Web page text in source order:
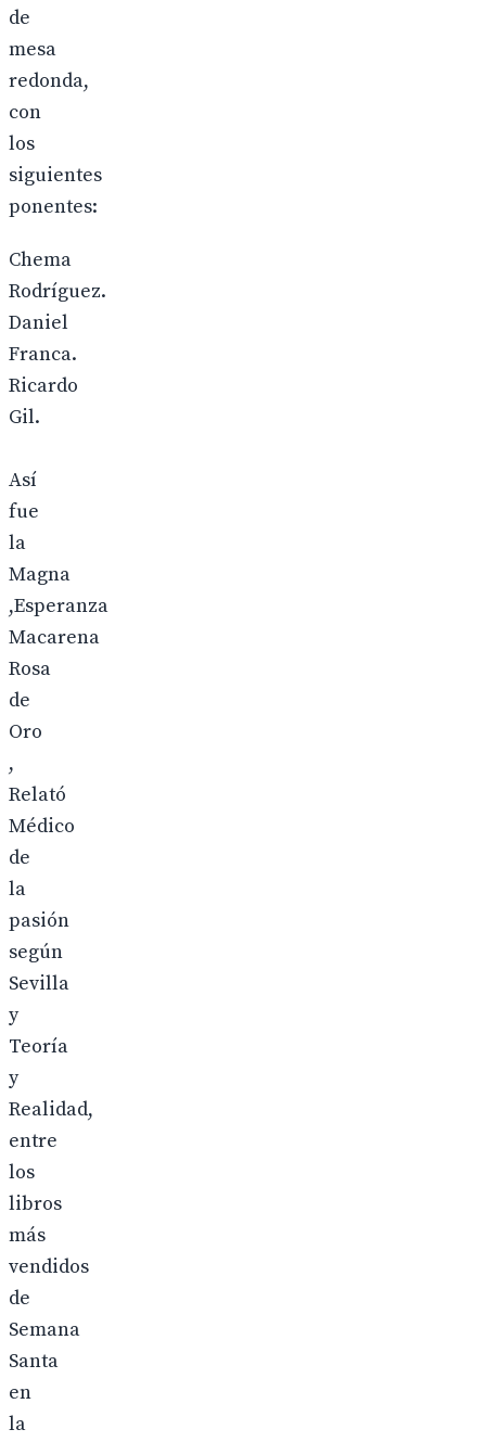
de
mesa
redonda,
con
los
siguientes
ponentes:
Chema
Rodríguez.
Daniel
Franca.
Ricardo
Gil.
Así
fue
la
Magna
,Esperanza
Macarena
Rosa
de
Oro
,
Relató
Médico
de
la
pasión
según
Sevilla
y
Teoría
y
Realidad,
entre
los
libros
más
vendidos
de
Semana
Santa
en
la